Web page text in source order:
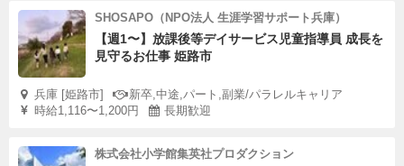
SHOSAPO（NPO法人 生涯学習サポート兵庫）
【週1〜】放課後等デイサービス児童指導員 成長を
見守るお仕事 姫路市
兵庫 [姫路市]
新卒,中途,パート,副業/パラレルキャリア
時給1,116〜1,200円
長期歓迎
株式会社小学館集英社プロダクション